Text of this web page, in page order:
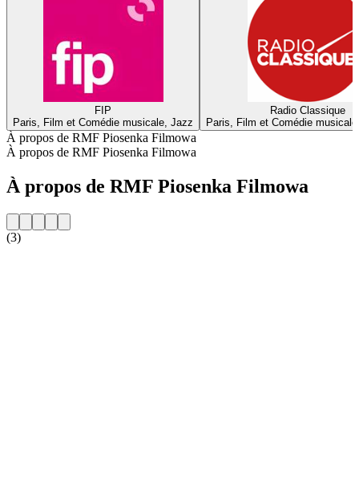
FIP
Paris, Film et Comédie musicale, Jazz
Radio Classique
Paris, Film et Comédie
À propos de RMF Piosenka Filmowa
À propos de RMF Piosenka Filmowa
À propos de RMF Piosenka Filmowa
(3)